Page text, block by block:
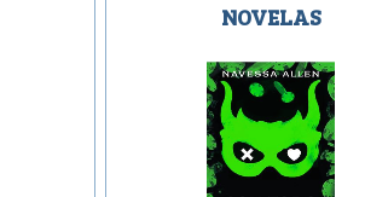
NOVELAS